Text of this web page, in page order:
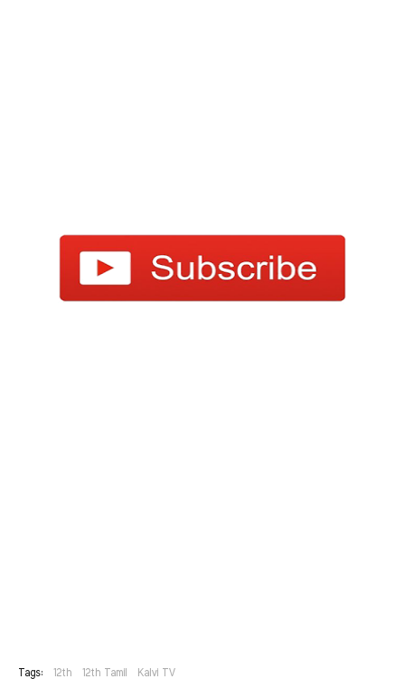
Tags: 12th 12th Tamil Kalvi TV